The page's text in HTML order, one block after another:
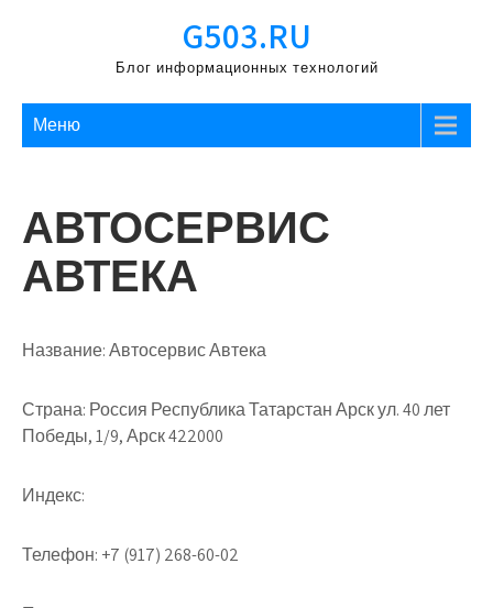
G503.RU
Блог информационных технологий
Меню
АВТОСЕРВИС
АВТЕКА
Название:Автосервис Автека
Страна: Россия Республика Татарстан Арск ул. 40 лет
Победы, 1/9, Арск 422000
Индекс:
Телефон: +7 (917) 268-60-02